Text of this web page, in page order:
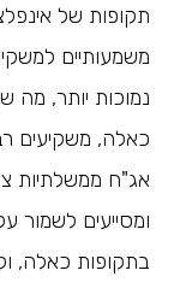
תקופות של
משמעותיים
נמוכות יותר, מה
כאלה, משקיעים
אג"ח ממשלתיות
ומסייעים
בתקופות כאלה,